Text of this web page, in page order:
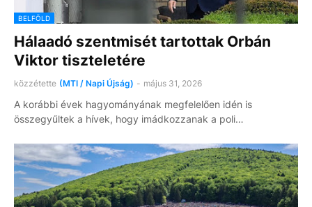
BELFÖLD
Hálaadó szentmisét tartottak Orbán
Viktor tiszteletére
közzétette (MTI / Napi Újság) - május 31, 2026
A korábbi évek hagyományának megfelelően idén is
összegyűltek a hívek, hogy imádkozzanak a poli…